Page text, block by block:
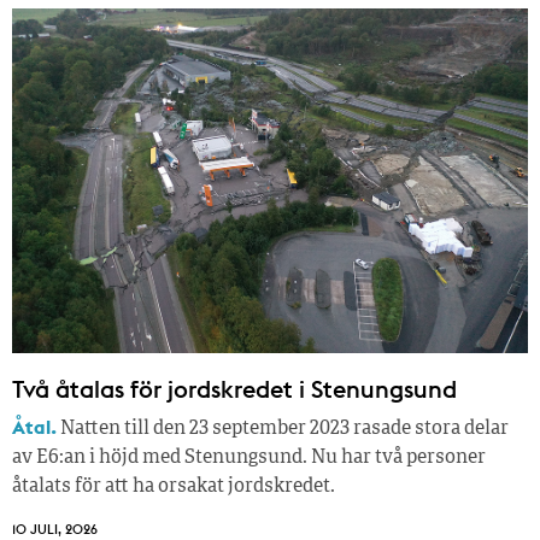
Två åtalas för jordskredet i Stenungsund
Åtal. Natten till den 23 september 2023 rasade stora delar
av E6:an i höjd med Stenungsund. Nu har två personer
åtalats för att ha orsakat jordskredet.
10 JULI, 2026